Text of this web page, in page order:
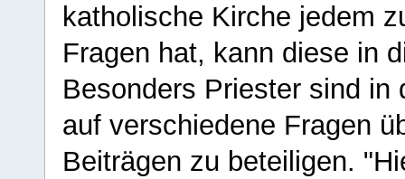
katholische Kirche jedem
Fragen hat, kann diese in
Besonders Priester sind in
auf verschiedene Fragen
Beiträgen zu beteiligen.